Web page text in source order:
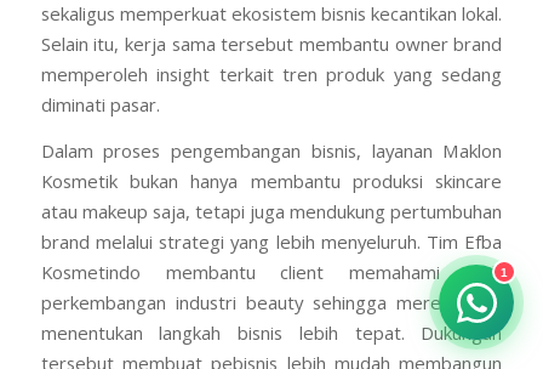
sekaligus memperkuat ekosistem bisnis kecantikan lokal.
Selain itu, kerja sama tersebut membantu owner brand
memperoleh insight terkait tren produk yang sedang
diminati pasar.
Dalam proses pengembangan bisnis, layanan Maklon
Kosmetik bukan hanya membantu produksi skincare
atau makeup saja, tetapi juga mendukung pertumbuhan
brand melalui strategi yang lebih menyeluruh. Tim Efba
Kosmetindo membantu client memahami arah
perkembangan industri beauty sehingga mereka bisa
menentukan langkah bisnis lebih tepat. Dukungan
tersebut membuat pebisnis lebih mudah membangun
1